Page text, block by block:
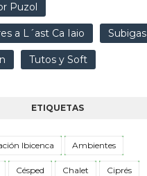
Puzol
a L´ast Ca Iaio Subigas
Tutos y Soft
ETIQUETAS
Ibicenca Ambientes
Césped Chalet Ciprés